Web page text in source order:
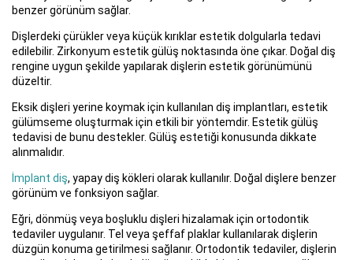
benzer görünüm sağlar.
Dişlerdeki çürükler veya küçük kırıklar estetik dolgularla tedavi
edilebilir. Zirkonyum estetik gülüş noktasında öne çıkar. Doğal diş
rengine uygun şekilde yapılarak dişlerin estetik görünümünü
düzeltir.
Eksik dişleri yerine koymak için kullanılan diş implantları, estetik
gülümseme oluşturmak için etkili bir yöntemdir. Estetik gülüş
tedavisi de bunu destekler. Gülüş estetiği konusunda dikkate
alınmalıdır.
İmplant diş, yapay diş kökleri olarak kullanılır. Doğal dişlere benzer
görünüm ve fonksiyon sağlar.
Eğri, dönmüş veya boşluklu dişleri hizalamak için ortodontik
tedaviler uygulanır. Tel veya şeffaf plaklar kullanılarak dişlerin
düzgün konuma getirilmesi sağlanır. Ortodontik tedaviler, dişlerin